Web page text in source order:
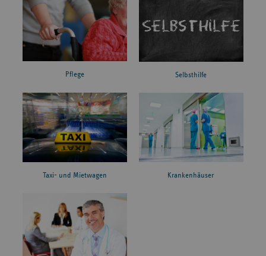
Pflege Selbsthilfe
Taxi- und Mietwagen Krankenhäuser